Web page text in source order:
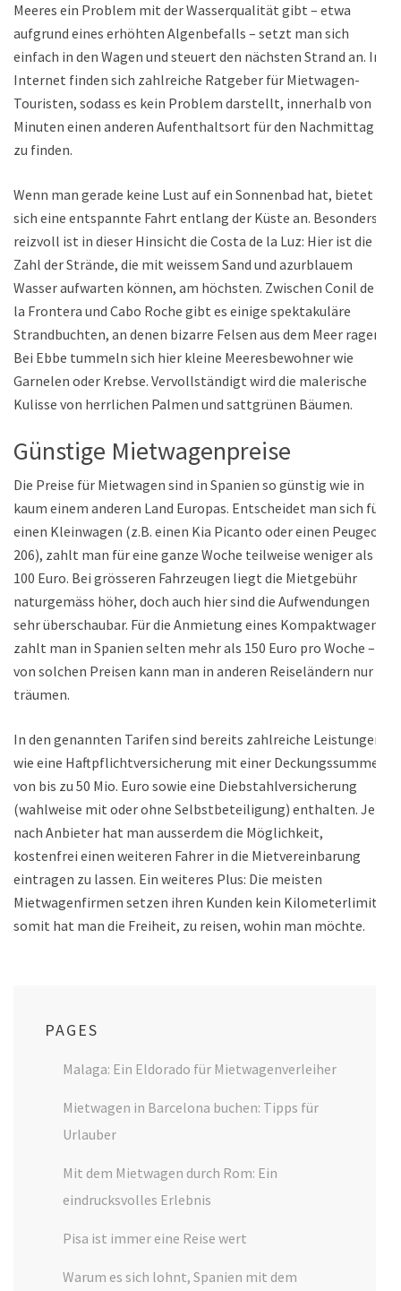
Meeres ein Problem mit der Wasserqualität gibt – etwa
aufgrund eines erhöhten Algenbefalls – setzt man sich
einfach in den Wagen und steuert den nächsten Strand an. Im
Internet finden sich zahlreiche Ratgeber für Mietwagen-
Touristen, sodass es kein Problem darstellt, innerhalb von
Minuten einen anderen Aufenthaltsort für den Nachmittag
zu finden.
Wenn man gerade keine Lust auf ein Sonnenbad hat, bietet
sich eine entspannte Fahrt entlang der Küste an. Besonders
reizvoll ist in dieser Hinsicht die Costa de la Luz: Hier ist die
Zahl der Strände, die mit weissem Sand und azurblauem
Wasser aufwarten können, am höchsten. Zwischen Conil de
la Frontera und Cabo Roche gibt es einige spektakuläre
Strandbuchten, an denen bizarre Felsen aus dem Meer ragen.
Bei Ebbe tummeln sich hier kleine Meeresbewohner wie
Garnelen oder Krebse. Vervollständigt wird die malerische
Kulisse von herrlichen Palmen und sattgrünen Bäumen.
Günstige Mietwagenpreise
Die Preise für Mietwagen sind in Spanien so günstig wie in
kaum einem anderen Land Europas. Entscheidet man sich für
einen Kleinwagen (z.B. einen Kia Picanto oder einen Peugeot
206), zahlt man für eine ganze Woche teilweise weniger als
100 Euro. Bei grösseren Fahrzeugen liegt die Mietgebühr
naturgemäss höher, doch auch hier sind die Aufwendungen
sehr überschaubar. Für die Anmietung eines Kompaktwagens
zahlt man in Spanien selten mehr als 150 Euro pro Woche –
von solchen Preisen kann man in anderen Reiseländern nur
träumen.
In den genannten Tarifen sind bereits zahlreiche Leistungen
wie eine Haftpflichtversicherung mit einer Deckungssumme
von bis zu 50 Mio. Euro sowie eine Diebstahlversicherung
(wahlweise mit oder ohne Selbstbeteiligung) enthalten. Je
nach Anbieter hat man ausserdem die Möglichkeit,
kostenfrei einen weiteren Fahrer in die Mietvereinbarung
eintragen zu lassen. Ein weiteres Plus: Die meisten
Mietwagenfirmen setzen ihren Kunden kein Kilometerlimit –
somit hat man die Freiheit, zu reisen, wohin man möchte.
PAGES
Malaga: Ein Eldorado für Mietwagenverleiher
Mietwagen in Barcelona buchen: Tipps für
Urlauber
Mit dem Mietwagen durch Rom: Ein
eindrucksvolles Erlebnis
Pisa ist immer eine Reise wert
Warum es sich lohnt, Spanien mit dem